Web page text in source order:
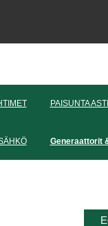
PAISUNTA
Generaattorit